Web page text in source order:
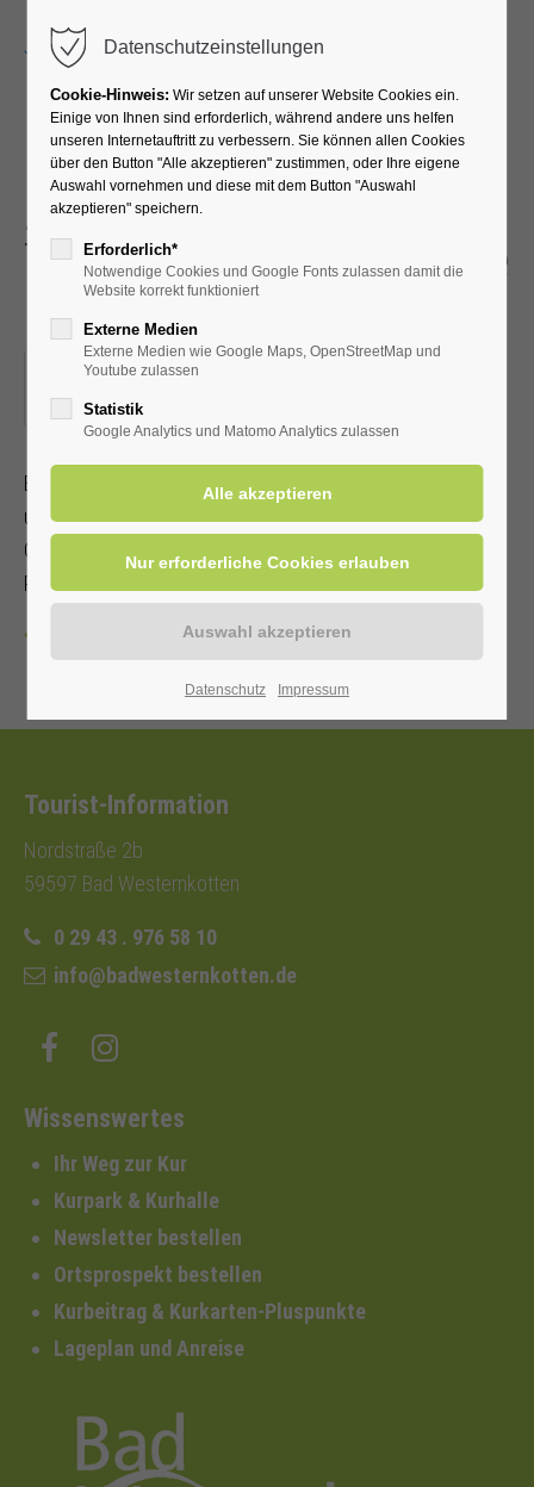
Luxis Puppentheater „Herr
Zausel und Frau
Tausendschön“ eine kleine
Liebes-Geschichte
29.03.2026, 15:00
ORT: KURHALLE
Bei faszinierenden Geschichten rund um Kasper, Zauberer
und Co. kommt keine Langeweile auf. Kleine frivole
Geschichten auch für Mama, Papa, Oma und Opa im
Repertoir. Eintritt frei
Tourist-Information
Nordstraße 2b
59597 Bad Westernkotten
0 29 43 . 976 58 10
info@badwesternkotten.de
Wissenswertes
Ihr Weg zur Kur
Kurpark & Kurhalle
Newsletter bestellen
Ortsprospekt bestellen
Kurbeitrag & Kurkarten-Pluspunkte
Lageplan und Anreise
Datenschutzeinstellungen
Cookie-Hinweis: Wir setzen auf unserer Website Cookies ein.
Einige von Ihnen sind erforderlich, während andere uns helfen
unseren Internetauftritt zu verbessern. Sie können allen Cookies
über den Button "Alle akzeptieren" zustimmen, oder Ihre eigene
Auswahl vornehmen und diese mit dem Button "Auswahl
akzeptieren" speichern.
Erforderlich*
Notwendige Cookies und Google Fonts zulassen damit die
Website korrekt funktioniert
Externe Medien
Externe Medien wie Google Maps, OpenStreetMap und
Youtube zulassen
Statistik
Google Analytics und Matomo Analytics zulassen
Datenschutz Impressum